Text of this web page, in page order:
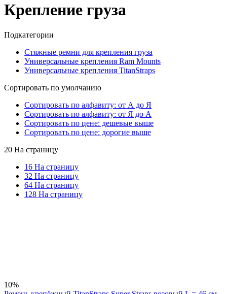
Крепление груза
Подкатегории
Стяжные ремни для крепления груза
Универсальные крепления Ram Mounts
Универсальные крепления TitanStraps
Сортировать по умолчанию
Сортировать по алфавиту: от А до Я
Сортировать по алфавиту: от Я до А
Сортировать по цене: дешевые выше
Сортировать по цене: дорогие выше
20 На страницу
16 На страницу
32 На страницу
64 На страницу
128 На страницу
10%